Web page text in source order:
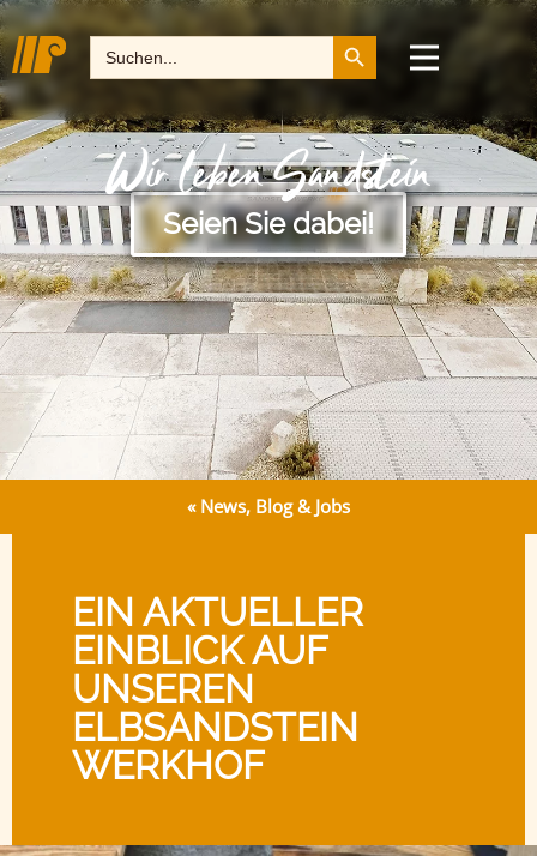
Search
for:
Search Button
Wir leben Sandstein
Seien Sie dabei!
« News, Blog & Jobs
EIN AKTUELLER
EINBLICK AUF
UNSEREN
ELBSANDSTEIN
WERKHOF